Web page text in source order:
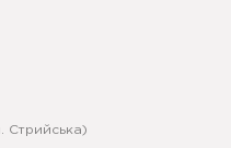
Стрийська)